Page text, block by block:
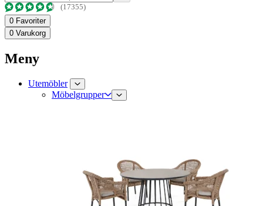
(17355)
0 Favoriter
0 Varukorg
Meny
Utemöbler
Möbelgrupper